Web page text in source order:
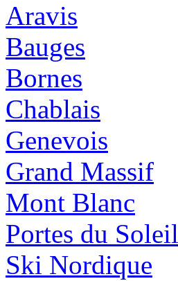
Aravis
Bauges
Bornes
Chablais
Genevois
Grand Massif
Mont Blanc
Portes du Soleil
Ski Nordique